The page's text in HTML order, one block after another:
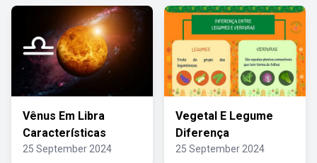
Vênus Em Libra
Características
25 September 2024
Vegetal E Legume
Diferença
25 September 2024